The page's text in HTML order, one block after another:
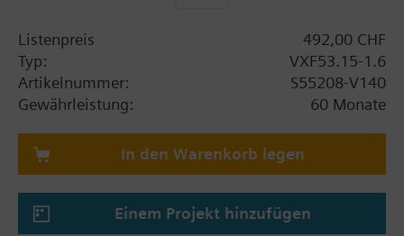
Listenpreis
492,00 CHF
Typ:
VXF53.15-1.6
Artikelnummer:
S55208-V140
Gewährleistung:
60 Monate
In den Warenkorb legen
Einem Projekt hinzufügen